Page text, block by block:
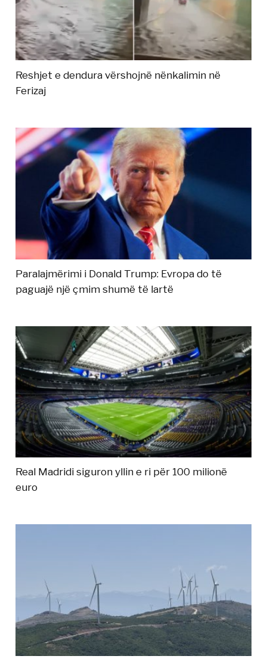
Reshjet e dendura vërshojnë nënkalimin në
Ferizaj
Paralajmërimi i Donald Trump: Evropa do të
paguajë një çmim shumë të lartë
Real Madridi siguron yllin e ri për 100 milionë
euro